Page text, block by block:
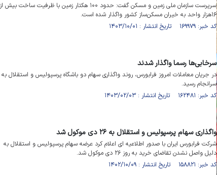
سرپرست سازمان ملی زمین و مسکن گفت: حدود ۱۰۰ هکتار زمین با ظرفیت ساخت بیش از
۱۶هزار واحد به خیران مسکن‌ساز کشور واگذار شده است.
کد خبر: ۱۶۹۹۷۹ تاریخ انتشار : ۱۴۰۳/۱۰/۰۱
سرخابی‌ها رسما واگذار شدند
در جریان معاملات امروز فرابورس، روند واگذاری سهام دو باشگاه پرسپولیس و استقلال به
سرانجام رسید.
کد خبر: ۱۶۲۴۸۱ تاریخ انتشار : ۱۴۰۳/۰۲/۰۳
واگذاری سهام پرسپولیس و استقلال به ۲۶ دی موکول شد
شرکت فرابورس ایران با صدور اطلاعیه ای اعلام کرد عرضه سهام پرسپولیس و استقلال به
دلیل واصل نشدن تقاضای خرید به روز ۲۶ دی موکول شد.
کد خبر: ۱۵۸۸۲۱ تاریخ انتشار : ۱۴۰۲/۱۰/۰۹